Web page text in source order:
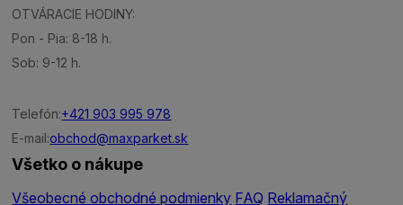
OTVÁRACIE HODINY:
Pon - Pia: 8-18 h.
Sob: 9-12 h.
Telefón:+421 903 995 978
E-mail:obchod@maxparket.sk
Všetko o nákupe
Všeobecné obchodné podmienky FAQ Reklamačný